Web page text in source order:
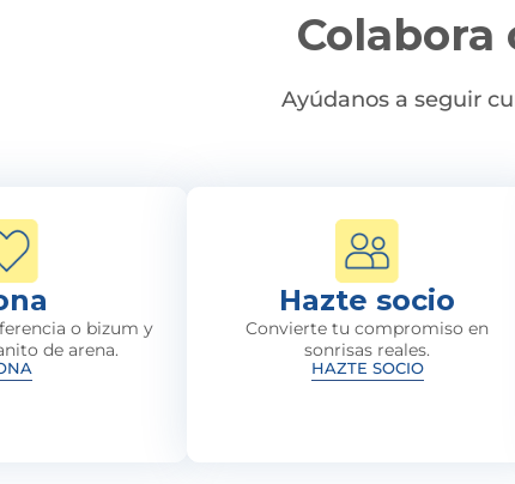
Colabora
Ayúdanos a seguir
o bizum y
de arena.
Hazte socio
Convierte tu compromiso en
sonrisas reales.
HAZTE SOCIO